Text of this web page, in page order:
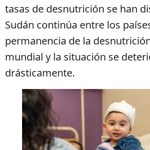
tasas de desnutrición se han
Sudán continúa entre los
permanencia de la
mundial y la situación se
drásticamente.